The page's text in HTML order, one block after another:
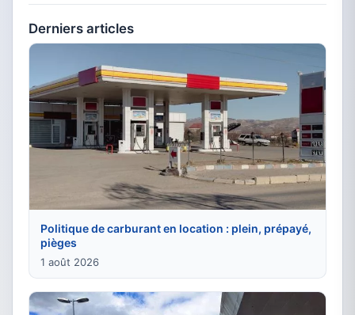
Derniers articles
Politique de carburant en location : plein, prépayé,
pièges
1 août 2026